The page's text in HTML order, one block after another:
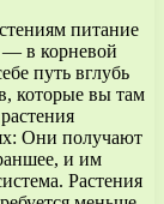
питание
— в корневой
путь вглубь
которые вы там
Они получают
и им
Растения